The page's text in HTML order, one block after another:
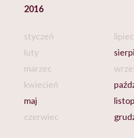
2016
styczeń
luty
marzec
kwiecień
maj
czerwiec
lipiec